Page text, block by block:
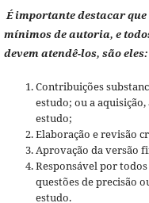
É importante destacar
mínimos de autoria, e
devem atendê-los, são eles:
Contribuições
estudo; ou a
estudo;
Elaboração e revisão
Aprovação da versão
Responsável por
questões de precisão
estudo.